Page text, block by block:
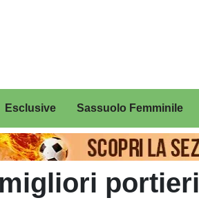
Esclusive Sassuolo Femminile
portieri